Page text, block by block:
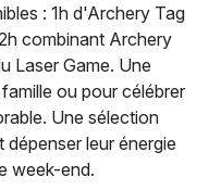
: 1h d'Archery Tag
combinant Archery
Laser Game. Une
ou pour célébrer
Une sélection
leur énergie
week-end.